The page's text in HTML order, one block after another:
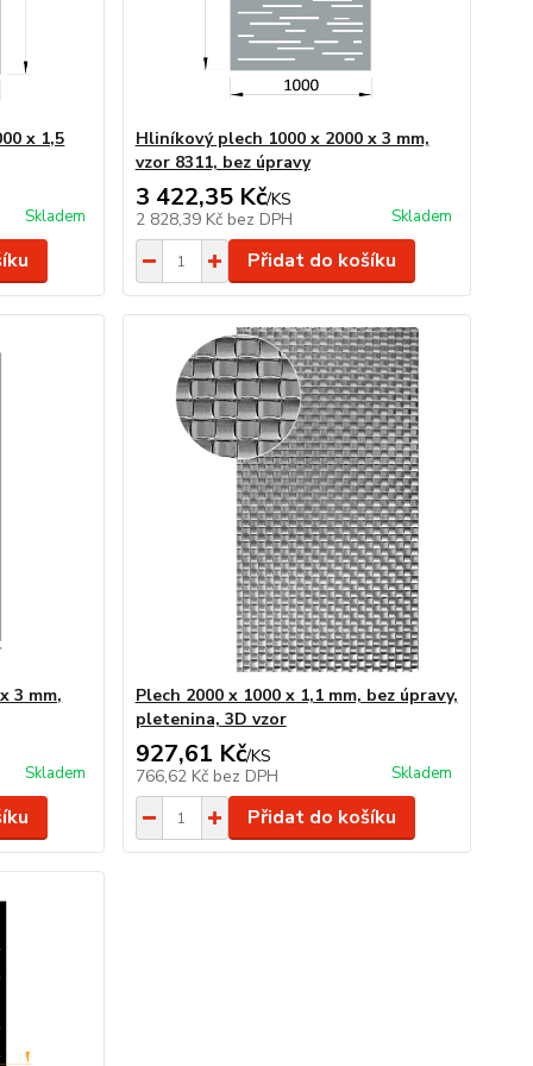
x 1,5
Skladem
Hliníkový plech 1000 x 2000 x 3 mm,
vzor 8311, bez úpravy
3 422,35 Kč/KS
2 828,39 Kč bez DPH Skladem
Přidat do košíku
3 mm,
Skladem
Plech 2000 x 1000 x 1,1 mm, bez úpravy,
pletenina, 3D vzor
927,61 Kč/KS
766,62 Kč bez DPH Skladem
Přidat do košíku